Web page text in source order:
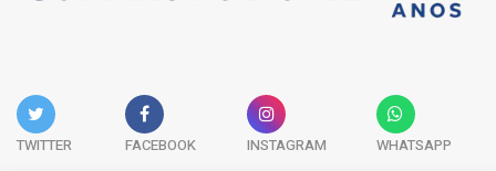
TWITTER FACEBOOK INSTAGRAM WHATSAPP